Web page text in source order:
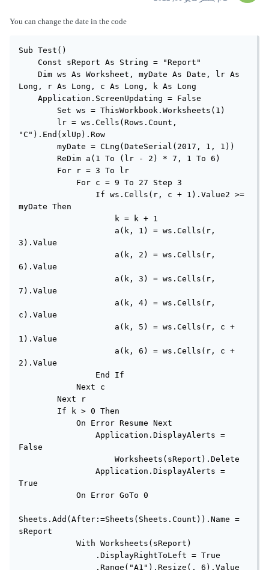
You can change the date in the code
Sub Test()
    Const sReport As String = "Report"
    Dim ws As Worksheet, myDate As Date, lr As
Long, r As Long, c As Long, k As Long
    Application.ScreenUpdating = False
        Set ws = ThisWorkbook.Worksheets(1)
        lr = ws.Cells(Rows.Count,
"C").End(xlUp).Row
        myDate = CLng(DateSerial(2017, 1, 1))
        ReDim a(1 To (lr - 2) * 7, 1 To 6)
        For r = 3 To lr
            For c = 9 To 27 Step 3
                If ws.Cells(r, c + 1).Value2 >=
myDate Then
                    k = k + 1
                    a(k, 1) = ws.Cells(r,
3).Value
                    a(k, 2) = ws.Cells(r,
6).Value
                    a(k, 3) = ws.Cells(r,
7).Value
                    a(k, 4) = ws.Cells(r,
c).Value
                    a(k, 5) = ws.Cells(r, c +
1).Value
                    a(k, 6) = ws.Cells(r, c +
2).Value
                End If
            Next c
        Next r
        If k > 0 Then
            On Error Resume Next
                Application.DisplayAlerts =
False
                    Worksheets(sReport).Delete
                Application.DisplayAlerts =
True
            On Error GoTo 0
Sheets.Add(After:=Sheets(Sheets.Count)).Name =
sReport
            With Worksheets(sReport)
                .DisplayRightToLeft = True
                .Range("A1").Resize(, 6).Value